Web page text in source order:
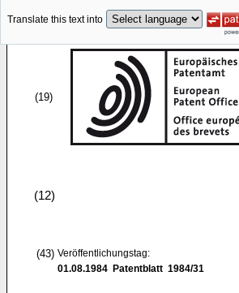
Translate this text into
(19)
(12)
(43) Veröffentlichungstag:
01.08.1984 Patentblatt 1984/31